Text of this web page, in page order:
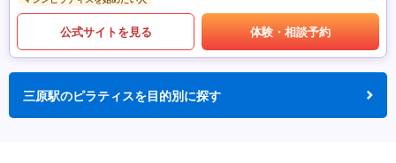
公式サイトを見る 体験・相談予約
三原駅のピラティスを目的別に探す